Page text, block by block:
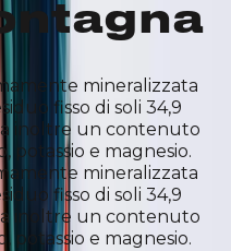
mineralizzata
fisso di soli 34,9
inoltre un contenuto
potassio e magnesio.
mineralizzata
fisso di soli 34,9
inoltre un contenuto
potassio e magnesio.